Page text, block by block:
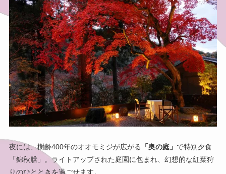
夜には、樹齢400年のオオモミジが広がる 「奥の庭」 で特別夕食
「錦秋膳」。ライトアップされた庭園に包まれ、幻想的な紅葉狩
りのひとときを過ごせます。